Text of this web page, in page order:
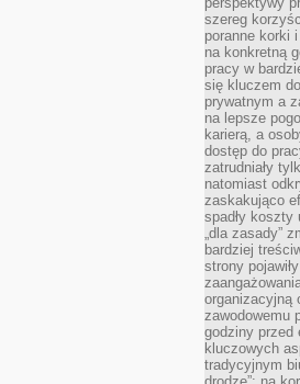
szereg
poranne korki
na konkretną
pracy w
się kluczem
prywatnym a
na lepsze
karierą, a
dostęp do
zatrudniały
natomiast
zaskakująco
spadły koszty
„dla zasady”
bardziej
strony
organizacyjną
zawodowemu
godziny przed
kluczowych
tradycyjnym